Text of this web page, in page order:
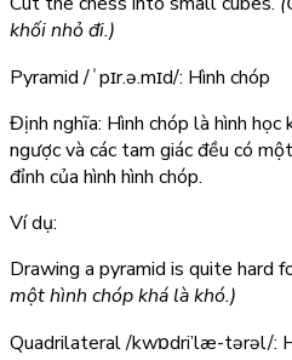
khối nhỏ đi.)
Pyramid/ˈpɪr.ə.mɪd/: Hình chóp
Định nghĩa: Hình chóp là hình học
ngược và các tam giác đều có
đỉnh của hình hình chóp.
Ví dụ:
Drawing a pyramid is quite hard
một hình chóp khá là khó.)
Quadrilateral/kwɒdri’læ-tərəl/: